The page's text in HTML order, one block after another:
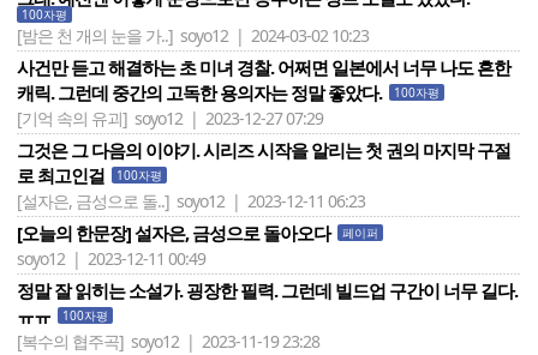
100자평
[밤은 천 개의 눈을 가..] soyo12 | 2024-03-02 10:23
사건만 듣고 해결하는 초 미녀 경찰. 어쩌면 일본에서 너무 나도 흔한
캐릭. 그런데 중간의 고독한 용의자는 정말 좋았다.
100자평
[기억 속의 유괴] soyo12 | 2023-12-27 07:29
그것은 그 다음의 이야기. 시리즈 시작을 알리는 첫 권의 마지막 구절
로 최고인걸
100자평
[설자은, 금성으로 돌..] soyo12 | 2023-12-11 06:23
[오늘의 한문장] 설자은, 금성으로 돌아오다 페이퍼
soyo12 | 2023-12-11 00:49
정말 잘 읽히는 소설가. 굉장한 필력. 그런데 빌드업 구간이 너무 길다.
ㅠㅠ
100자평
[복수의 협주곡] soyo12 | 2023-11-19 23:28